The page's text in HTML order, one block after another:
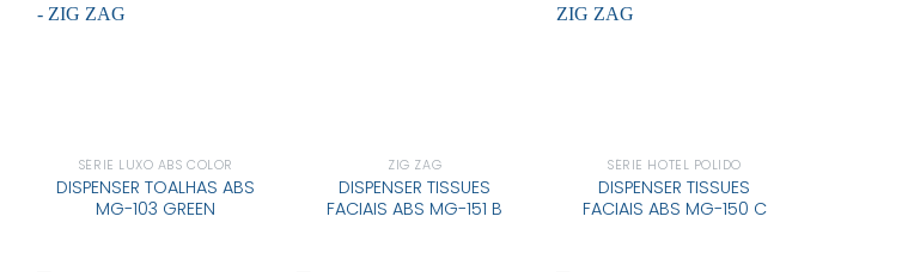
SÉRIE LUXO ABS COLOR
DISPENSER TOALHAS ABS
MG-103 GREEN
ZIG ZAG
DISPENSER TISSUES
FACIAIS ABS MG-151 B
SÉRIE HOTEL POLIDO
DISPENSER TISSUES
FACIAIS ABS MG-150 C